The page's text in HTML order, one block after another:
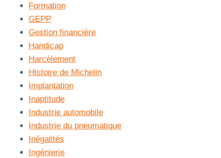
Formation
GEPP
Gestion financière
Handicap
Harcèlement
Histoire de Michelin
Implantation
Inaptitude
Industrie automobile
Industrie du pneumatique
Inégalités
Ingénierie